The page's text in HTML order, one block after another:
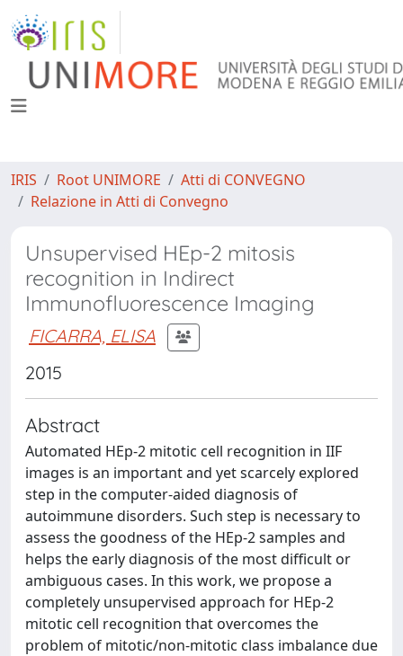
IRIS Root UNIMORE
Atti di CONVEGNO
Relazione in Atti di Convegno
Unsupervised HEp-2 mitosis
recognition in Indirect
Immunofluorescence Imaging
FICARRA, ELISA
2015
Abstract
Automated HEp-2 mitotic cell recognition in IIF
images is an important and yet scarcely explored
step in the computer-aided diagnosis of
autoimmune disorders. Such step is necessary to
assess the goodness of the HEp-2 samples and
helps the early diagnosis of the most difficult or
ambiguous cases. In this work, we propose a
completely unsupervised approach for HEp-2
mitotic cell recognition that overcomes the
problem of mitotic/non-mitotic class imbalance due